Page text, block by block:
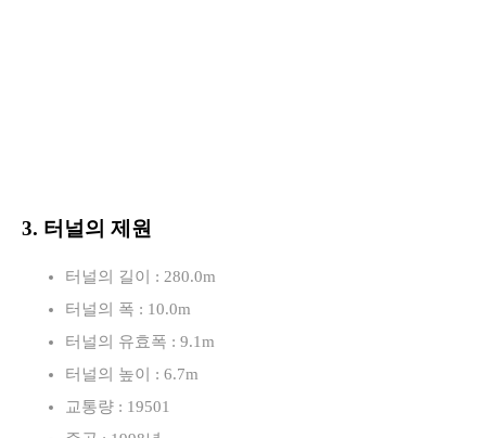
3. 터널의 제원
터널의 길이 : 280.0m
터널의 폭 : 10.0m
터널의 유효폭 : 9.1m
터널의 높이 : 6.7m
교통량 : 19501